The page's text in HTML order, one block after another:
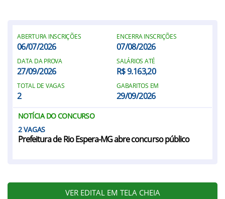
ABERTURA INSCRIÇÕES
06/07/2026
ENCERRA INSCRIÇÕES
07/08/2026
DATA DA PROVA
27/09/2026
SALÁRIOS ATÉ
R$ 9.163,20
TOTAL DE VAGAS
2
GABARITOS EM
29/09/2026
NOTÍCIA DO CONCURSO
2
Prefeitura de Rio Espera-MG abre concurso público
VER EDITAL EM TELA CHEIA